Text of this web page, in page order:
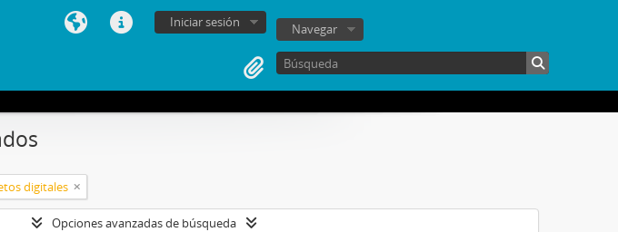
Iniciar sesión Navegar
digitales
Opciones avanzadas de búsqueda